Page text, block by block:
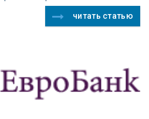
читать статью